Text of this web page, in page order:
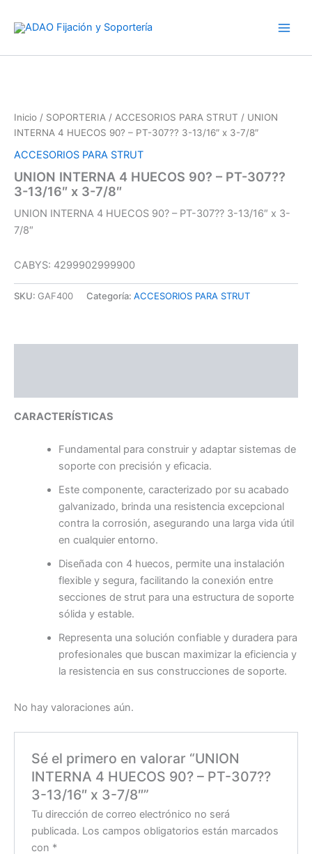
Inicio / SOPORTERIA / ACCESORIOS PARA STRUT / UNION
INTERNA 4 HUECOS 90? – PT-307?? 3-13/16″ x 3-7/8″
ACCESORIOS PARA STRUT
UNION INTERNA 4 HUECOS 90? – PT-307??
3-13/16″ x 3-7/8″
UNION INTERNA 4 HUECOS 90? – PT-307?? 3-13/16″ x 3-
7/8″
CABYS: 4299902999900
SKU: GAF400 Categoría: ACCESORIOS PARA STRUT
CARACTERÍSTICAS
Fundamental para construir y adaptar sistemas de
soporte con precisión y eficacia.
Este componente, caracterizado por su acabado
galvanizado, brinda una resistencia excepcional
contra la corrosión, asegurando una larga vida útil
en cualquier entorno.
Diseñada con 4 huecos, permite una instalación
flexible y segura, facilitando la conexión entre
secciones de strut para una estructura de soporte
sólida y estable.
Representa una solución confiable y duradera para
profesionales que buscan maximizar la eficiencia y
la resistencia en sus construcciones de soporte.
No hay valoraciones aún.
Sé el primero en valorar “UNION
INTERNA 4 HUECOS 90? – PT-307??
3-13/16″ x 3-7/8″”
Tu dirección de correo electrónico no será
publicada. Los campos obligatorios están marcados
con *